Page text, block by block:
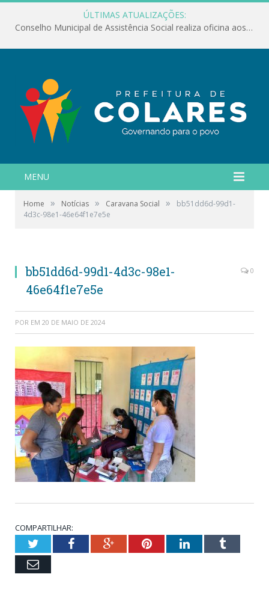
ÚLTIMAS ATUALIZAÇÕES:
Conselho Municipal de Assistência Social realiza oficina aos servidores
MENU
Home » Notícias » Caravana Social »
bb51dd6d-99d1-
4d3c-98e1-46e64f1e7e5e
bb51dd6d-99d1-4d3c-98e1-
46e64f1e7e5e
0
POR EM 20 DE MAIO DE 2024
COMPARTILHAR:
TwitterFacebookGoogle+PinterestLinkedInTumblr
Email